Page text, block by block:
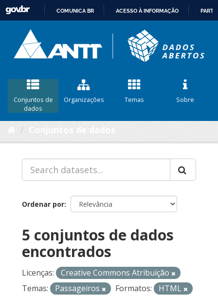
CONTEÚDO
COMUNICA BR ACESSO À INFORMAÇÃO
Conjuntos de
dados
Organizações Temas Sobre
Ordenar por
5 conjuntos de dados
encontrados
Licenças:
Creative Commons Atribuição
Temas:
Passageiros Formatos:
HTML